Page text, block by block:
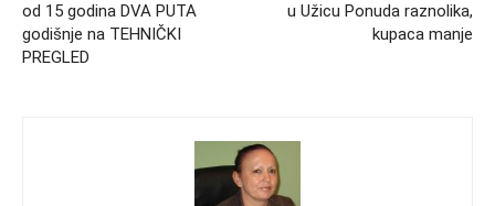
od 15 godina DVA PUTA
godišnje na TEHNIČKI
PREGLED
u Užicu Ponuda raznolika,
kupaca manje